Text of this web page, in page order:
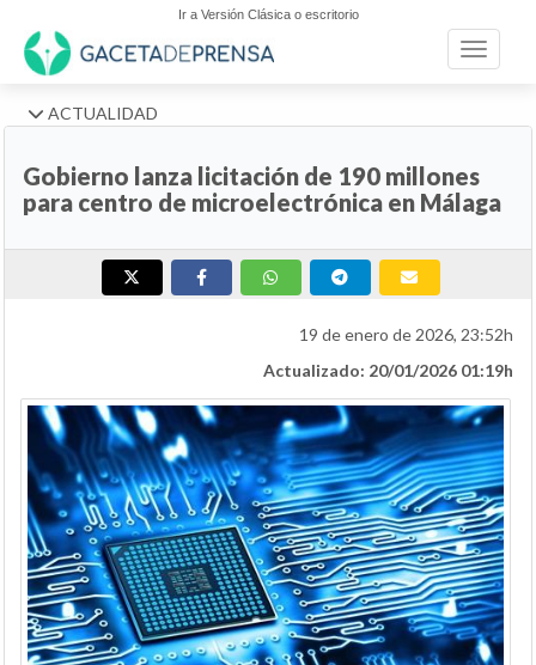
Ir a Versión Clásica o escritorio
Toggle
ACTUALIDAD
Gobierno lanza licitación de 190 millones
para centro de microelectrónica en Málaga
19 de enero de 2026, 23:52h
Actualizado: 20/01/2026 01:19h